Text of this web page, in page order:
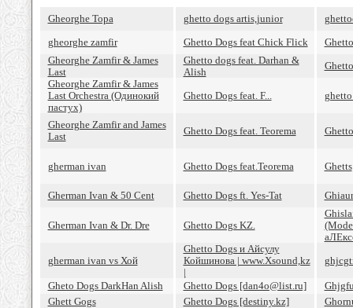
Gheorghe Topa ghetto dogs artis,junior
gheorghe zamfir
Ghetto Dogs feat Chick Flick
Gheorghe Zamfir & James
Last
Ghetto dogs feat. Darhan &
Alish
Gheorghe Zamfir & James
Last Orchestra (Одинокий
пастух)
Ghetto Dogs feat. F...
Gheorghe Zamfir and James
Last
Ghetto Dogs feat. Teorema
gherman ivan Ghetto Dogs feat.Teorema Ghetts
Gherman Ivan & 50 Cent Ghetto Dogs ft. Yes-Tat
Gherman Ivan & Dr. Dre Ghetto Dogs KZ.
gherman ivan vs Хой
Ghetto Dogs и Айсулу
Койшинова | www.Xsound,kz
|
Gheto Dogs DarkHan Alish Ghetto Dogs [dan4o@list.ru]
Ghett Gogs
Ghetto Dogs [destiny.kz]